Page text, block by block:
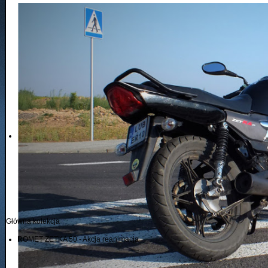
Główna kolekcja
ROMET ZETKA 50 - Akcja reanimacja